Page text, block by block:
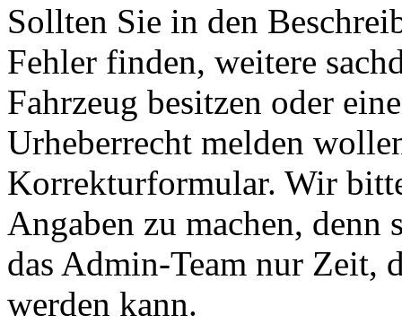
Sollten Sie in den
Fehler finden, weitere
Fahrzeug besitzen oder
Urheberrecht melden
Korrekturformular. Wir
Angaben zu machen,
das Admin-Team nur Zeit,
werden kann.